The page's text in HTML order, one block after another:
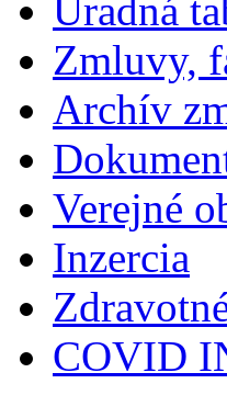
Úradná
Zmluvy,
Archív
Verejné
Inzercia
COVID